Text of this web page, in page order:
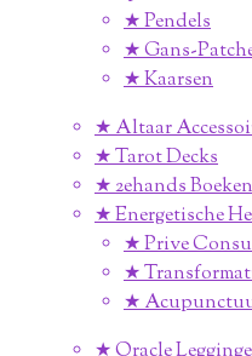
★ Pendels
★ Gans-
★ Kaarsen
★ Altaar
★ Tarot Decks
★ 2ehands Boeken
★ Energetische
★ Prive
★
★